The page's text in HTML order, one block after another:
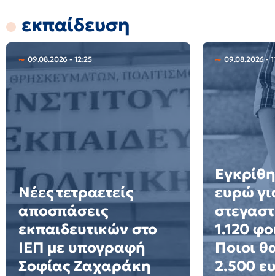
εκπαίδευση
09.08.2026 - 12:25
Νέες τετραετείς
αποσπάσεις
εκπαιδευτικών στο
ΙΕΠ με υπογραφή
Σοφίας Ζαχαράκη
09.08.2026 -
ευρώ
1.120
Ποιοι
2.500